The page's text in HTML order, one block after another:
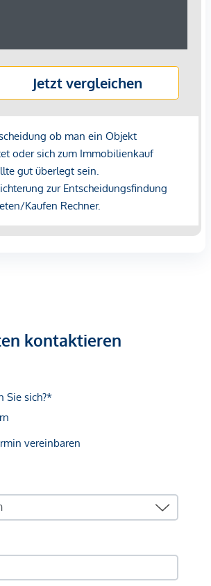
sind und daher ohne
Immobilienmakler erklärt, dass er –
Immobilienwirtschaft üblichen
kontaktieren